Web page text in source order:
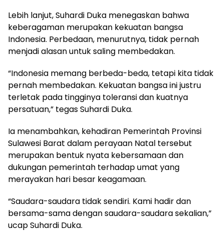
Lebih lanjut, Suhardi Duka menegaskan bahwa
keberagaman merupakan kekuatan bangsa
Indonesia. Perbedaan, menurutnya, tidak pernah
menjadi alasan untuk saling membedakan.
“Indonesia memang berbeda-beda, tetapi kita tidak
pernah membedakan. Kekuatan bangsa ini justru
terletak pada tingginya toleransi dan kuatnya
persatuan,” tegas Suhardi Duka.
Ia menambahkan, kehadiran Pemerintah Provinsi
Sulawesi Barat dalam perayaan Natal tersebut
merupakan bentuk nyata kebersamaan dan
dukungan pemerintah terhadap umat yang
merayakan hari besar keagamaan.
“Saudara-saudara tidak sendiri. Kami hadir dan
bersama-sama dengan saudara-saudara sekalian,”
ucap Suhardi Duka.